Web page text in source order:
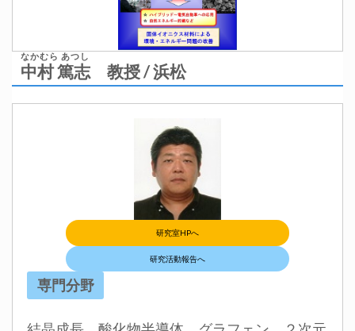
中村 篤志
なかむら あつし
教授 / 浜松
研究室HPへ
研究活動報告へ
専門分野